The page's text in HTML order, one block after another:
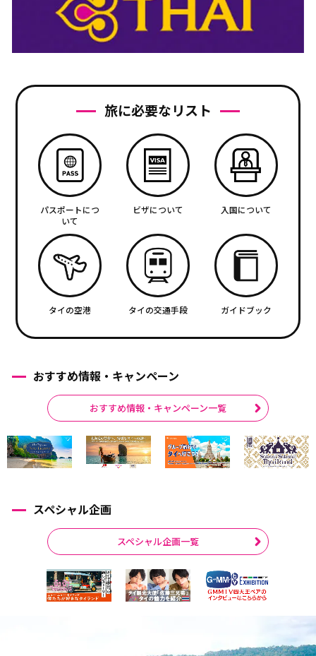
旅に必要なリスト
パスポートにつ
いて
ビザについて 入国について
タイの空港 タイの交通手段 ガイドブック
おすすめ情報・キャンペーン
おすすめ情報・キャンペーン一覧
スペシャル企画
スペシャル企画一覧